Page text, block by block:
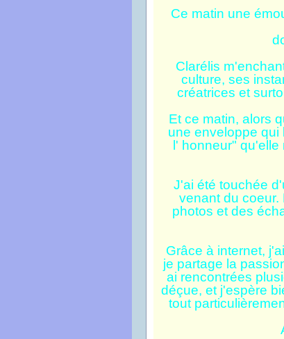
Ce matin une
Clarélis
culture, ses
créatrices et
Et ce matin, alors
une enveloppe qui
l' honneur"
J'ai été touchée
venant du coeur.
photos et des
Grâce à internet,
je partage la
ai rencontrées
déçue, et j'espère
tout